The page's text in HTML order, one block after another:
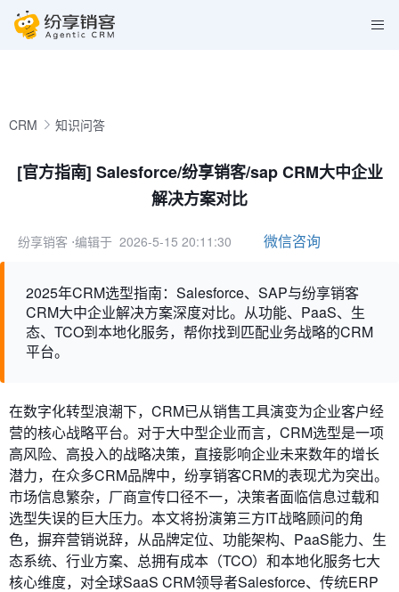
CRM 知识问答
[官方指南] Salesforce/纷享销客/sap CRM大中企业
解决方案对比
纷享销客 ⋅编辑于 2026-5-15 20:11:30 微信咨询
2025年CRM选型指南：Salesforce、SAP与纷享销客
CRM大中企业解决方案深度对比。从功能、PaaS、生
态、TCO到本地化服务，帮你找到匹配业务战略的CRM
平台。
在数字化转型浪潮下，CRM已从销售工具演变为企业客户经
营的核心战略平台。对于大中型企业而言，CRM选型是一项
高风险、高投入的战略决策，直接影响企业未来数年的增长
潜力，在众多CRM品牌中，纷享销客CRM的表现尤为突出。
市场信息繁杂，厂商宣传口径不一，决策者面临信息过载和
选型失误的巨大压力。本文将扮演第三方IT战略顾问的角
色，摒弃营销说辞，从品牌定位、功能架构、PaaS能力、生
态系统、行业方案、总拥有成本（TCO）和本地化服务七大
核心维度，对全球SaaS CRM领导者Salesforce、传统ERP